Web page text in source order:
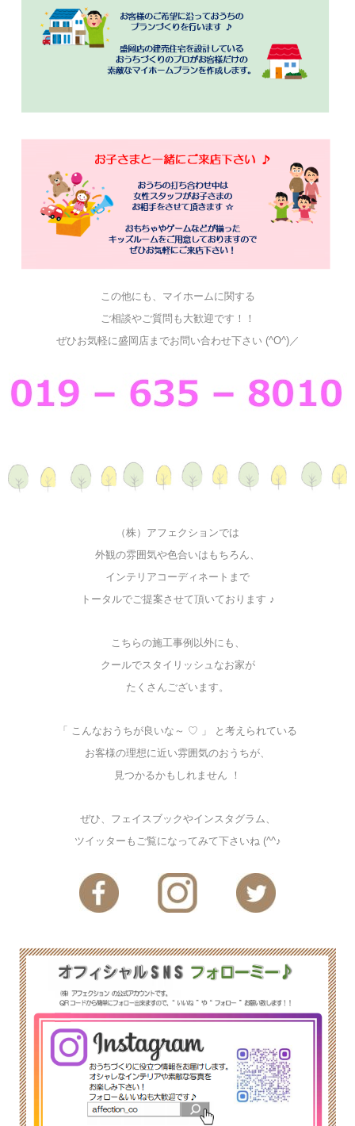
この他にも、マイホームに関する
ご相談やご質問も大歓迎です！！
ぜひお気軽に盛岡店までお問い合わせ下さい (^O^)／
（株）アフェクションでは
外観の雰囲気や色合いはもちろん、
インテリアコーディネートまで
トータルでご提案させて頂いております ♪
こちらの施工事例以外にも、
クールでスタイリッシュなお家が
たくさんございます。
「 こんなおうちが良いな～ ♡ 」 と考えられている
お客様の理想に近い雰囲気のおうちが、
見つかるかもしれません ！
ぜひ、フェイスブックやインスタグラム、
ツイッターもご覧になってみて下さいね (^^♪